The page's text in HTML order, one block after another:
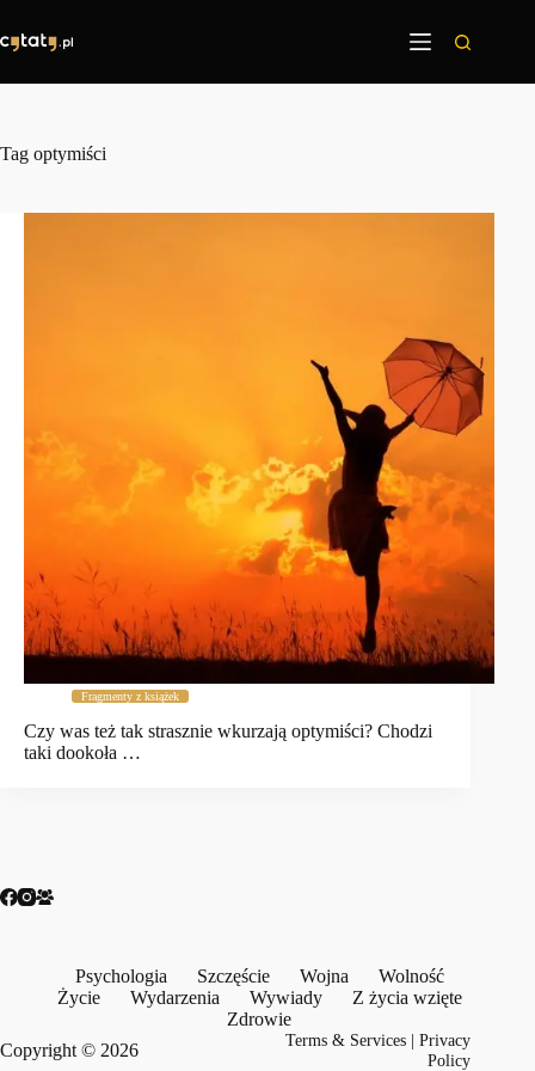
treści
Tag optymiści
Fragmenty z książek
Czy was też tak strasznie wkurzają optymiści? Chodzi
taki dookoła …
Psychologia Szczęście Wojna
Wolność
Życie
Wydarzenia Wywiady
Z życia wzięte
Zdrowie
Copyright © 2026
Terms & Services |Privacy
Policy